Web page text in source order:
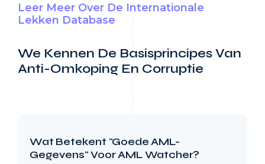
Leer Meer Over De Internationale
Lekken Database
We Kennen De Basisprincipes Van
Anti-Omkoping En Corruptie
Wat Betekent "Goede AML-
Gegevens" Voor AML Watcher?